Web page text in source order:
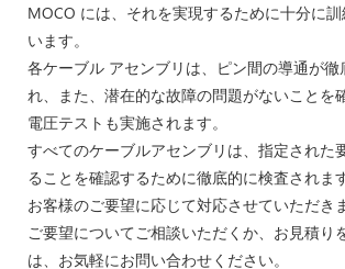
MOCO には、それを実現するために十分に
います。
各ケーブル アセンブリは、ピン間の導通が徹
れ、また、潜在的な故障の問題がないことを
電圧テストも実施されます。
すべてのケーブルアセンブリは、指定された
ることを確認するために徹底的に検査されます
お客様のご要望に応じて対応させていただき
ご要望についてご相談いただくか、お見積り
は、お気軽にお問い合わせください。